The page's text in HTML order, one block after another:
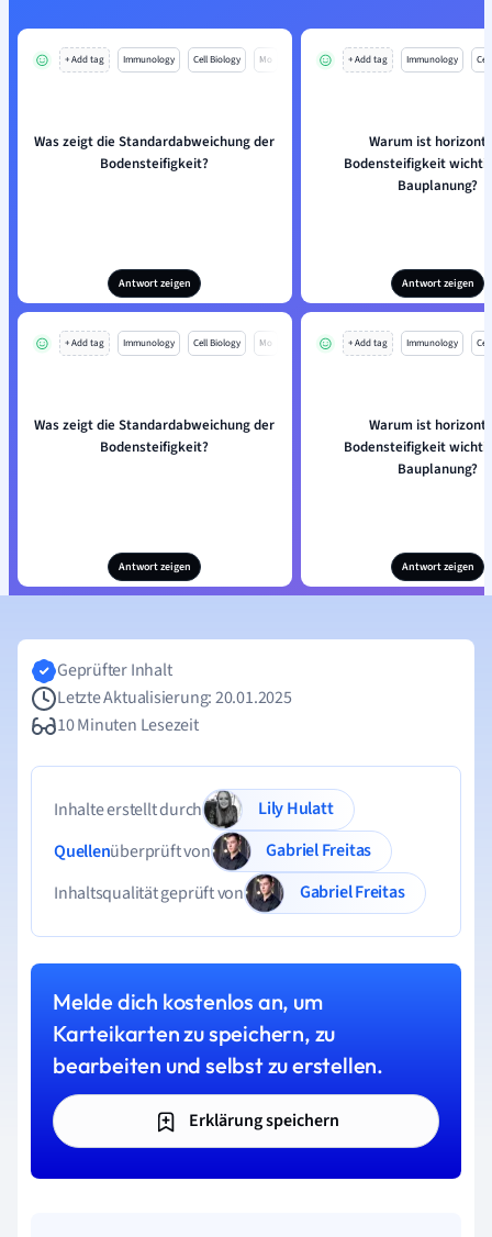
+ Add tag Immunology Cell Biology Mo
Was zeigt die Standardabweichung der
Bodensteifigkeit?
Antwort zeigen
+ Add tag Immunology
Warum ist
Bodensteifigkeit
Bauplanung?
Antwort zeigen
+ Add tag Immunology Cell Biology Mo
Was zeigt die Standardabweichung der
Bodensteifigkeit?
Antwort zeigen
+ Add tag Immunology
Warum ist
Bodensteifigkeit
Bauplanung?
Antwort zeigen
Geprüfter Inhalt
Letzte Aktualisierung: 20.01.2025
10 Minuten Lesezeit
Inhalte erstellt durch
Lily Hulatt
Quellenüberprüft von
Gabriel Freitas
Inhaltsqualität geprüft von
Gabriel Freitas
Melde dich kostenlos an, um
Karteikarten zu speichern, zu
bearbeiten und selbst zu erstellen.
Erklärung speichern